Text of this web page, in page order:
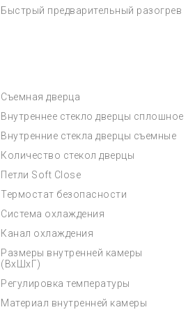
Быстрый предварительный разогрев
Съемная дверца
Внутреннее стекло дверцы сплошное
Внутренние стекла дверцы съемные
Количество стекол дверцы
Петли Soft Close
Термостат безопасности
Система охлаждения
Канал охлаждения
Размеры внутренней камеры
(ВхШхГ)
Регулировка температуры
Материал внутренней камеры